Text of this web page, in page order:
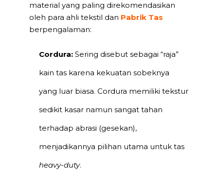
material yang paling direkomendasikan
oleh para ahli tekstil dan Pabrik Tas
berpengalaman:
Cordura: Sering disebut sebagai “raja”
kain tas karena kekuatan sobeknya
yang luar biasa. Cordura memiliki tekstur
sedikit kasar namun sangat tahan
terhadap abrasi (gesekan),
menjadikannya pilihan utama untuk tas
heavy-duty.